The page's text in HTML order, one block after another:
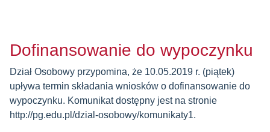
Dofinansowanie do wypoczynku
Dział Osobowy przypomina, że 10.05.2019 r. (piątek)
upływa termin składania wniosków o dofinansowanie do
wypoczynku. Komunikat dostępny jest na stronie
http://pg.edu.pl/dzial-osobowy/komunikaty1.